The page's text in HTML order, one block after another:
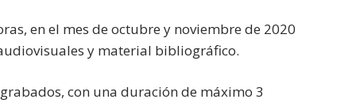
en el mes de octubre y noviembre de 2020
y material bibliográfico.
con una duración de máximo 3